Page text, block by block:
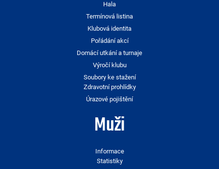
Hala
Termínová listina
Klubová identita
Pořádání akcí
Domácí utkání a turnaje
Výročí klubu
Soubory ke stažení
Zdravotní prohlídky
Úrazové pojištění
Muži
Informace
Statistiky